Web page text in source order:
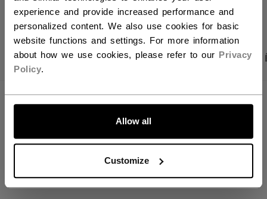
experience and provide increased performance and
personalized content. We also use cookies for basic
website functions and settings. For more information
about how we use cookies, please refer to our Privacy
Policy.
Allow all
Customize
ALLONS-Y !
PHOTOS DU PRODUIT CARACTÉRISTIQUES
CARACTÉRISTIQUES
COLLECTION
EFlex